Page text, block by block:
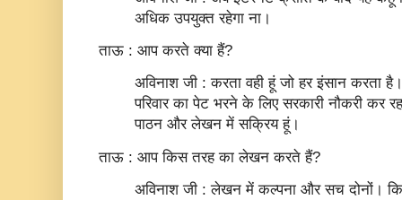
अधिक उपयुक्‍त रहेगा ना।
ताऊ : आप करते क्या हैं?
अविनाश जी : करता वही हूं जो हर इंसान करता
परिवार का पेट भरने के लिए सरकारी नौकरी कर
पाठन और लेखन में सक्रिय हूं।
ताऊ : आप किस तरह का लेखन करते हैं?
अविनाश जी : लेखन में कल्‍पना और सच दोनों।